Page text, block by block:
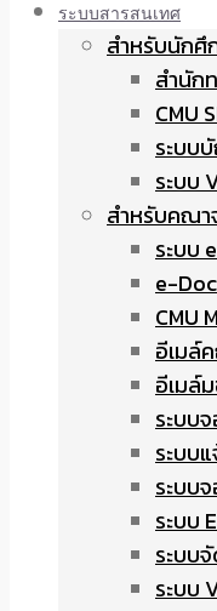
ระบบสารสนเทศ
สำหรับนักศึ
สำนัก
CMU
ระบบ
ระบบ
สำหรับคณา
ระบบ
e-
CMU
อีเมล์
อีเมล์
ระบบ
ระบบ
ระบบ
ระบบ
ระบบ
ระบบ